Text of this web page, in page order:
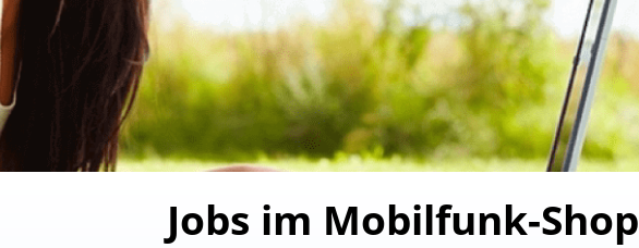
Jobs im Mobilfunk-Shop